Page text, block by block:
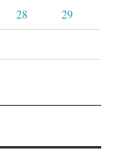
28
29